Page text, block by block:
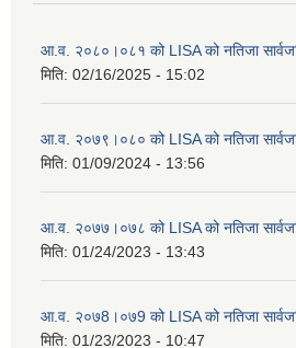
आ.व. २०८०।०८१ को LISA को नतिजा
मिति: 02/16/2025 - 15:02
आ.व. २०७९।०८० को LISA को नतिजा
मिति: 01/09/2024 - 13:56
आ.व. २०७७।०७८ को LISA को नतिजा
मिति: 01/24/2023 - 13:43
आ.व. २०७8।०७9 को LISA को नतिजा
मिति: 01/23/2023 - 10:47